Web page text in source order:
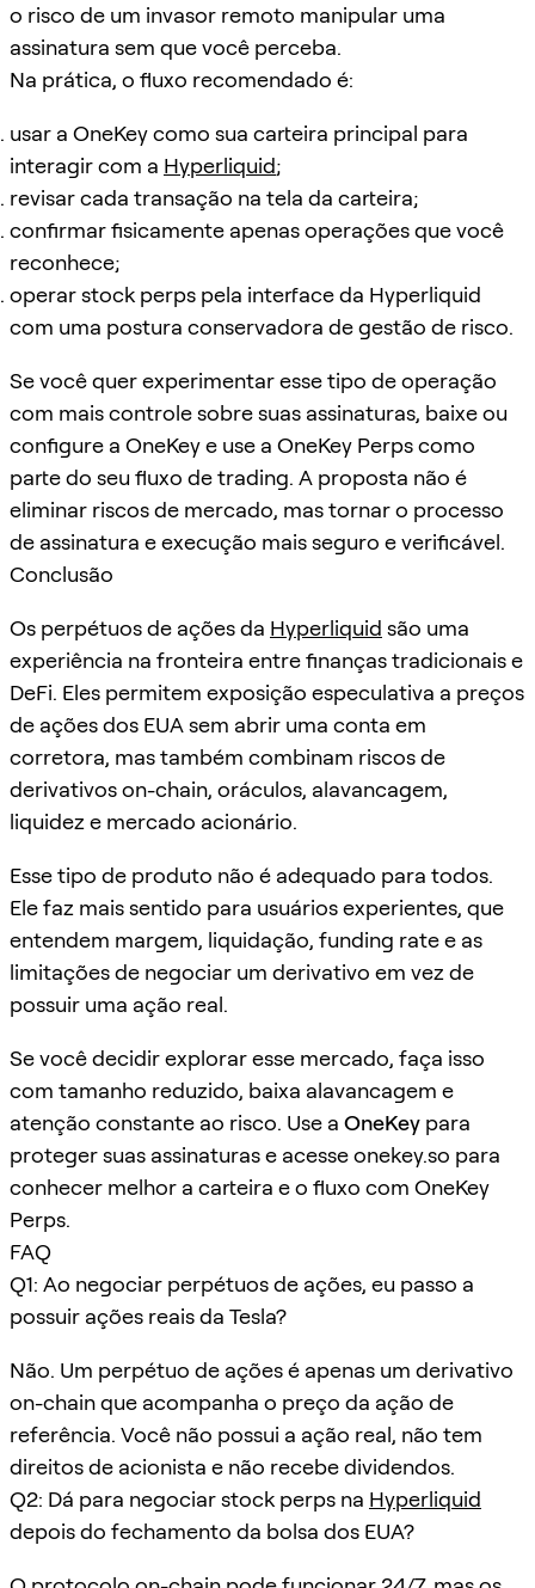
o risco de um invasor remoto manipular uma
assinatura sem que você perceba.
Na prática, o fluxo recomendado é:
usar a OneKey como sua carteira principal para
interagir com a Hyperliquid;
revisar cada transação na tela da carteira;
confirmar fisicamente apenas operações que você
reconhece;
operar stock perps pela interface da Hyperliquid
com uma postura conservadora de gestão de risco.
Se você quer experimentar esse tipo de operação
com mais controle sobre suas assinaturas, baixe ou
configure a OneKey e use a OneKey Perps como
parte do seu fluxo de trading. A proposta não é
eliminar riscos de mercado, mas tornar o processo
de assinatura e execução mais seguro e verificável.
Conclusão
Os perpétuos de ações da Hyperliquid são uma
experiência na fronteira entre finanças tradicionais e
DeFi. Eles permitem exposição especulativa a preços
de ações dos EUA sem abrir uma conta em
corretora, mas também combinam riscos de
derivativos on-chain, oráculos, alavancagem,
liquidez e mercado acionário.
Esse tipo de produto não é adequado para todos.
Ele faz mais sentido para usuários experientes, que
entendem margem, liquidação, funding rate e as
limitações de negociar um derivativo em vez de
possuir uma ação real.
Se você decidir explorar esse mercado, faça isso
com tamanho reduzido, baixa alavancagem e
atenção constante ao risco. Use a OneKey para
proteger suas assinaturas e acesse onekey.so para
conhecer melhor a carteira e o fluxo com OneKey
Perps.
FAQ
Q1: Ao negociar perpétuos de ações, eu passo a
possuir ações reais da Tesla?
Não. Um perpétuo de ações é apenas um derivativo
on-chain que acompanha o preço da ação de
referência. Você não possui a ação real, não tem
direitos de acionista e não recebe dividendos.
Q2: Dá para negociar stock perps na Hyperliquid
depois do fechamento da bolsa dos EUA?